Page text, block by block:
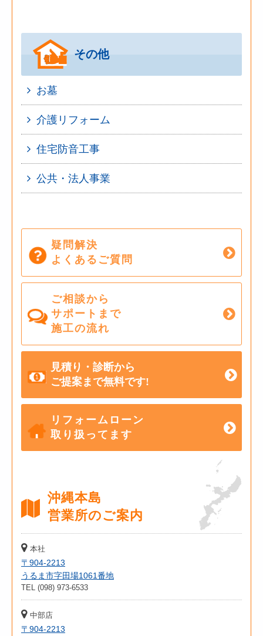
その他
お墓
介護リフォーム
住宅防音工事
公共・法人事業
疑問解決
よくあるご質問
ご相談から
サポートまで
施工の流れ
見積り・診断から
ご提案まで無料です!
リフォームローン
取り扱ってます
沖縄本島
営業所のご案内
本社
〒904-2213
うるま市字田場1061番地
TEL (098) 973-6533
中部店
〒904-2213